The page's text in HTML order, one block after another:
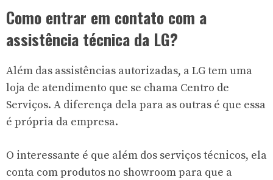
Como entrar em contato com a
assistência técnica da LG?
Além das assistências autorizadas, a LG tem uma
loja de atendimento que se chama Centro de
Serviços. A diferença dela para as outras é que essa
é própria da empresa.
O interessante é que além dos serviços técnicos, ela
conta com produtos no showroom para que a